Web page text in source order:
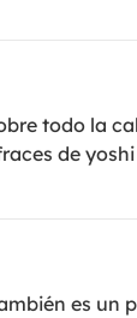
todo la
de
es un